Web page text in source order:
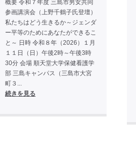
概要 令和７年度 三島市男女共同
参画講演会（上野千鶴子氏登壇）
私たちはどう生きるか～ジェンダ
ー平等のためにあなたができるこ
と～ 日時 令和８年（2026）１月
１１日（日）午後2時～午後3時
30分 会場 順天堂大学保健看護学
部 三島キャンパス（三島市大宮
町３...
続きを見る